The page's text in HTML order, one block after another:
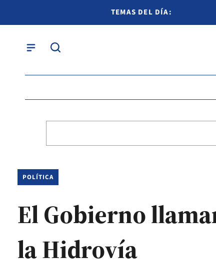
TEMAS DEL DÍA:
POLÍTICA
El Gobierno
la Hidrovía